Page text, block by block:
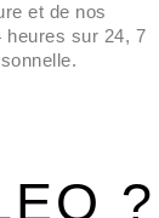
et de nos
sur 24, 7
?